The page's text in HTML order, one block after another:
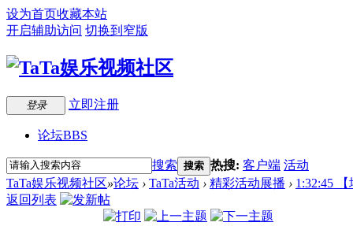
设为首页收藏本站
开启辅助访问 切换到窄版
登录 立即注册
论坛BBS
搜索 搜索 热搜: 客户端 活动
TaTa娱乐视频社区»论坛 › TaTa活动 › 精彩活动展播 › 1:32:45
返回列表